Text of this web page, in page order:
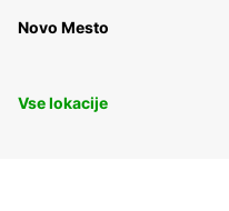
Novo Mesto
Vse lokacije